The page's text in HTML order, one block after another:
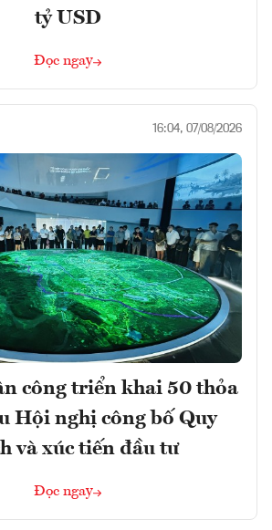
tỷ USD
Đọc ngay
16:04, 07/08/2026
công triển khai 50 thỏa
Hội nghị công bố Quy
và xúc tiến đầu tư
Đọc ngay